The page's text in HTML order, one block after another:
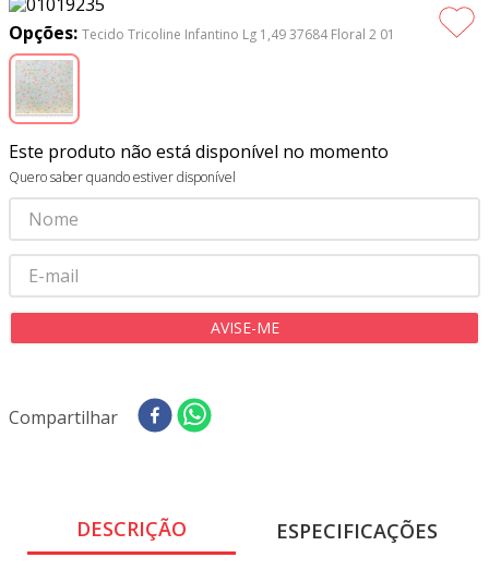
Opções: Tecido Tricoline Infantino Lg 1,49 37684 Floral 2 01
Este produto não está disponível no momento
Quero saber quando estiver disponível
Compartilhar
DESCRIÇÃO ESPECIFICAÇÕES
5º
tapetes
6º
tecido tricoline
7º
percal
9º
tecido oxford
10º toalha mesa